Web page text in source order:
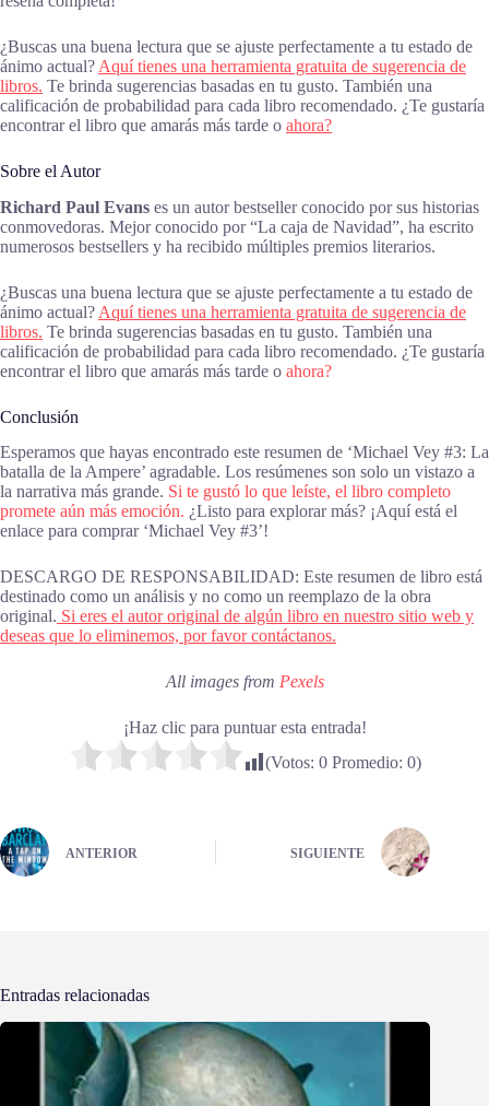
¿Buscas una buena lectura que se ajuste perfectamente a tu estado de
ánimo actual? Aquí tienes una herramienta gratuita de sugerencia de
libros. Te brinda sugerencias basadas en tu gusto. También una
calificación de probabilidad para cada libro recomendado. ¿Te gustaría
encontrar el libro que amarás más tarde o ahora?
Sobre el Autor
Richard Paul Evans es un autor bestseller conocido por sus historias
conmovedoras. Mejor conocido por “La caja de Navidad”, ha escrito
numerosos bestsellers y ha recibido múltiples premios literarios.
¿Buscas una buena lectura que se ajuste perfectamente a tu estado de
ánimo actual? Aquí tienes una herramienta gratuita de sugerencia de
libros. Te brinda sugerencias basadas en tu gusto. También una
calificación de probabilidad para cada libro recomendado. ¿Te gustaría
encontrar el libro que amarás más tarde o ahora?
Conclusión
Esperamos que hayas encontrado este resumen de ‘Michael Vey #3: La
batalla de la Ampere’ agradable. Los resúmenes son solo un vistazo a
la narrativa más grande. Si te gustó lo que leíste, el libro completo
promete aún más emoción. ¿Listo para explorar más? ¡Aquí está el
enlace para comprar ‘Michael Vey #3’!
DESCARGO DE RESPONSABILIDAD: Este resumen de libro está
destinado como un análisis y no como un reemplazo de la obra
original. Si eres el autor original de algún libro en nuestro sitio web y
deseas que lo eliminemos, por favor contáctanos.
All images from Pexels
¡Haz clic para puntuar esta entrada!
(Votos: 0Promedio: 0)
ANTERIOR SIGUIENTE
Entradas relacionadas